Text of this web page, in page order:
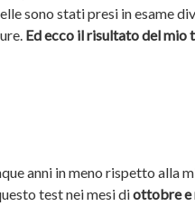
sono stati presi in esame
Ed ecco il risultato del mio
anni in meno rispetto alla
test nei mesi diottobre e